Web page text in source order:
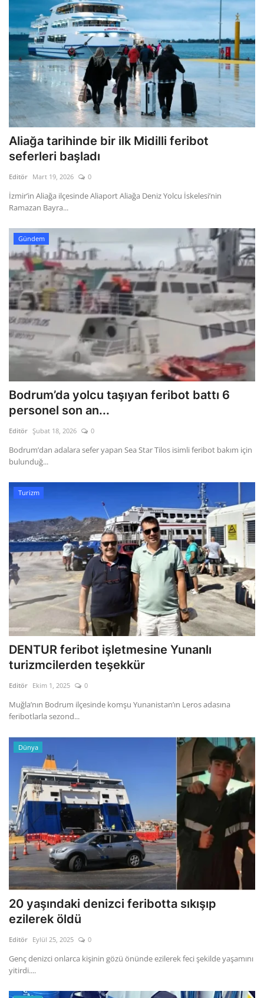
Aliağa tarihinde bir ilk Midilli feribot
seferleri başladı
Editör Mart 19, 2026 0
İzmir’in Aliağa ilçesinde Aliaport Aliağa Deniz Yolcu İskelesi’nin
Ramazan Bayra...
Gündem
Bodrum’da yolcu taşıyan feribot battı 6
personel son an...
Editör Şubat 18, 2026 0
Bodrum’dan adalara sefer yapan Sea Star Tilos isimli feribot bakım için
bulunduğ...
Turizm
DENTUR feribot işletmesine Yunanlı
turizmcilerden teşekkür
Editör Ekim 1, 2025 0
Muğla’nın Bodrum ilçesinde komşu Yunanistan’ın Leros adasına
feribotlarla sezond...
Dünya
20 yaşındaki denizci feribotta sıkışıp
ezilerek öldü
Editör Eylül 25, 2025 0
Genç denizci onlarca kişinin gözü önünde ezilerek feci şekilde yaşamını
yitirdi....